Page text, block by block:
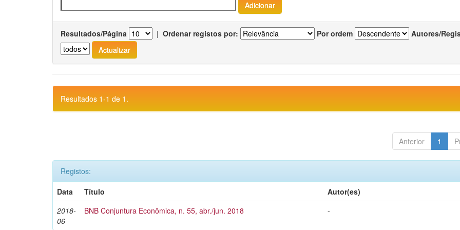
Resultados/Página | Ordenar registos por: Por ordem Autores/
Resultados 1-1 de 1.
Anterior 1
Registos:
Data
Título
Autor(es)
2018-
06
BNB Conjuntura Econômica, n. 55, abr./jun. 2018 -